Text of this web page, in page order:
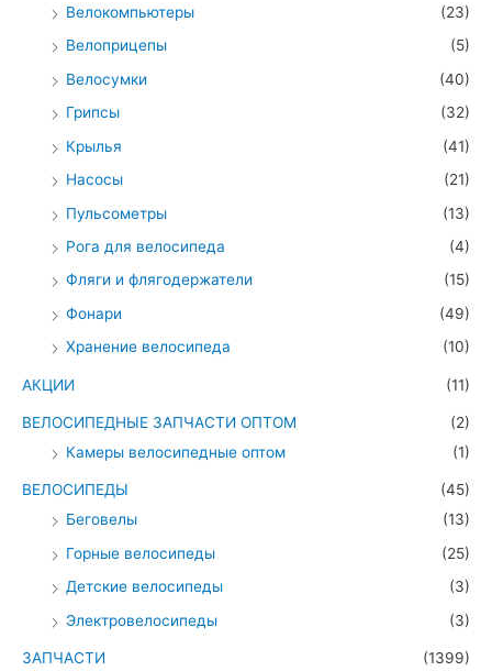
Велокомпьютеры
(23)
Велоприцепы
(5)
Велосумки
(40)
Грипсы
(32)
Крылья
(41)
Насосы
(21)
Пульсометры
(13)
Рога для велосипеда
(4)
Фляги и флягодержатели
(15)
Фонари
(49)
Хранение велосипеда
(10)
АКЦИИ (11)
ВЕЛОСИПЕДНЫЕ ЗАПЧАСТИ ОПТОМ
(2)
Камеры велосипедные оптом
(1)
ВЕЛОСИПЕДЫ
(45)
Беговелы
(13)
Горные велосипеды
(25)
Детские велосипеды
(3)
Электровелосипеды
(3)
ЗАПЧАСТИ
(1399)